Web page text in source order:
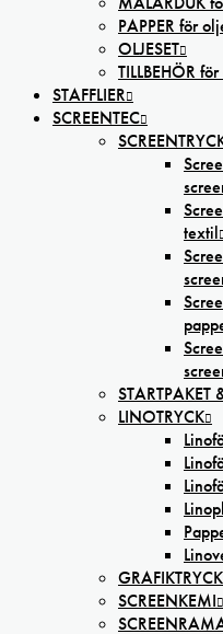
PAPPER för
OLJESET
TILLBEHÖR
STAFFLIER
SCREENTEC
textil
STARTPAKET
LINOTRYCK
GRAFIKTRYCK
SCREENKEMI